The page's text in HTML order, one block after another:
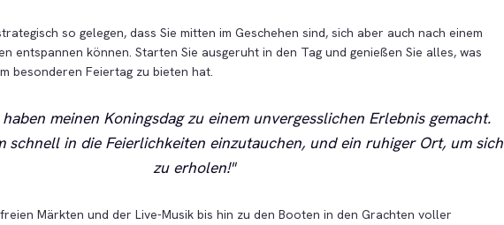
so gelegen, dass Sie mitten im Geschehen sind, sich aber auch nach einem
entspannen können. Starten Sie ausgeruht in den Tag und genießen Sie alles, was
besonderen Feiertag zu bieten hat.
meinen Koningsdag zu einem unvergesslichen Erlebnis gemacht.
schnell in die Feierlichkeiten einzutauchen, und ein ruhiger Ort, um sich
zu erholen!
Märkten und der Live-Musik bis hin zu den Booten in den Grachten voller